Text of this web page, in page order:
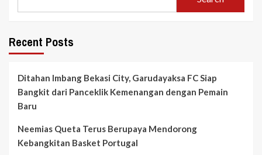
Recent Posts
Ditahan Imbang Bekasi City, Garudayaksa FC Siap
Bangkit dari Panceklik Kemenangan dengan Pemain
Baru
Neemias Queta Terus Berupaya Mendorong
Kebangkitan Basket Portugal